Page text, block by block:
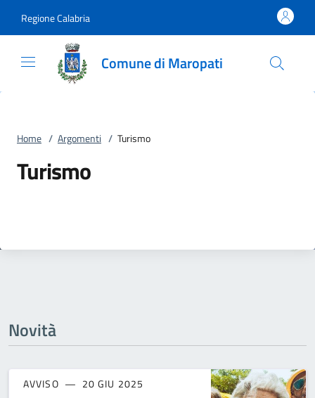
Regione Calabria
Comune di Maropati
Home / Argomenti / Turismo
Turismo
Novità
AVVISO 20 GIU 2025